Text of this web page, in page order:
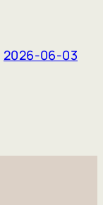
2026-06-03